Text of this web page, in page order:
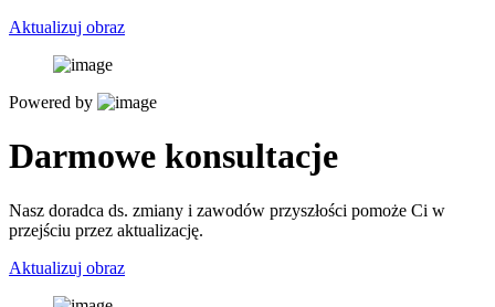
Aktualizuj obraz
Powered by
Darmowe konsultacje
Nasz doradca ds. zmiany i zawodów przyszłości pomoże Ci w
przejściu przez aktualizację.
Aktualizuj obraz